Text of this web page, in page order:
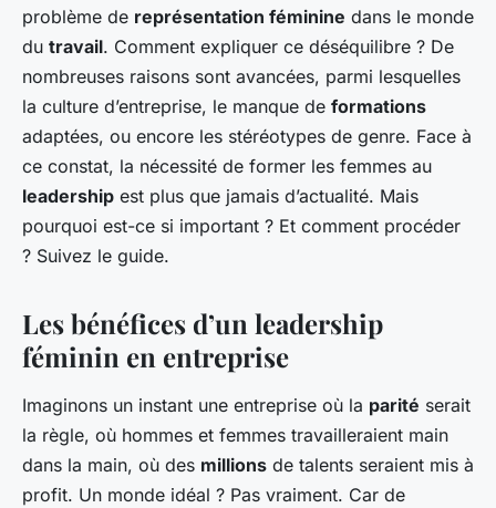
problème de représentation féminine dans le monde
du travail. Comment expliquer ce déséquilibre ? De
nombreuses raisons sont avancées, parmi lesquelles
la culture d’entreprise, le manque de formations
adaptées, ou encore les stéréotypes de genre. Face à
ce constat, la nécessité de former les femmes au
leadership est plus que jamais d’actualité. Mais
pourquoi est-ce si important ? Et comment procéder
? Suivez le guide.
Les bénéfices d’un leadership
féminin en entreprise
Imaginons un instant une entreprise où la parité serait
la règle, où hommes et femmes travailleraient main
dans la main, où des millions de talents seraient mis à
profit. Un monde idéal ? Pas vraiment. Car de